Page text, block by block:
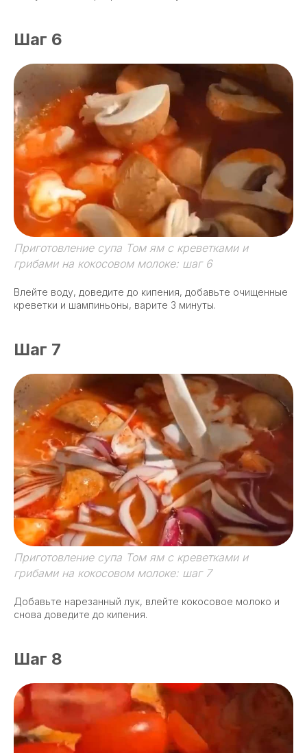
Шаг 6
Приготовление супа Том ям с креветками и
грибами на кокосовом молоке: шаг 6
Влейте воду, доведите до кипения, добавьте очищенные
креветки и шампиньоны, варите 3 минуты.
Шаг 7
Приготовление супа Том ям с креветками и
грибами на кокосовом молоке: шаг 7
Добавьте нарезанный лук, влейте кокосовое молоко и
снова доведите до кипения.
Шаг 8